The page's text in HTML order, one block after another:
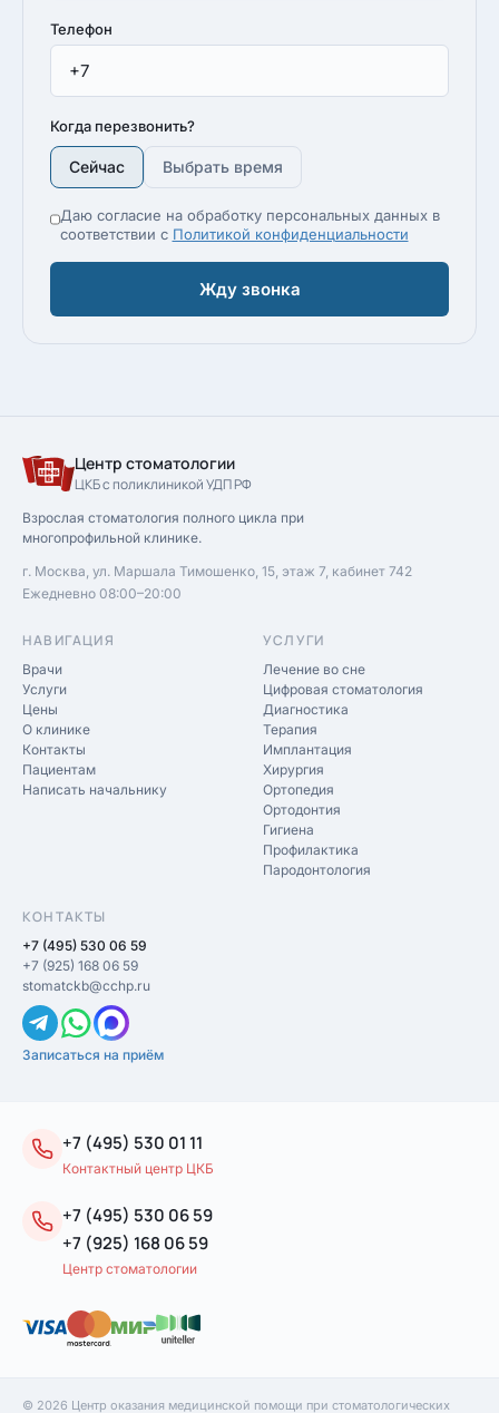
Телефон
Когда перезвонить?
Сейчас Выбрать время
Даю согласие на обработку персональных данных в
соответствии с Политикой конфиденциальности
Жду звонка
Центр стоматологии
ЦКБ с поликлиникой УДП РФ
Взрослая стоматология полного цикла при
многопрофильной клинике.
г. Москва, ул. Маршала Тимошенко, 15, этаж 7, кабинет 742
Ежедневно 08:00–20:00
НАВИГАЦИЯ
Врачи
Услуги
Цены
О клинике
Контакты
Пациентам
Написать начальнику
УСЛУГИ
Лечение во сне
Цифровая стоматология
Диагностика
Терапия
Имплантация
Хирургия
Ортопедия
Ортодонтия
Гигиена
Профилактика
Пародонтология
КОНТАКТЫ
+7 (495) 530 06 59
+7 (925) 168 06 59
stomatckb@cchp.ru
Записаться на приём
+7 (495) 530 01 11
Контактный центр ЦКБ
+7 (495) 530 06 59
+7 (925) 168 06 59
Центр стоматологии
© 2026 Центр оказания медицинской помощи при стоматологических